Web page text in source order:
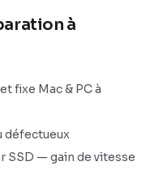
à
fixe Mac & PC à
défectueux
SSD — gain de vitesse